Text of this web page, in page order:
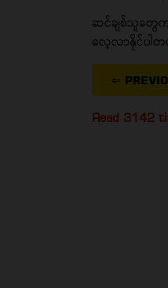
ဆင်ချစ်သူတွေက
လေ့လာနိုင်ပါ
⇐
Read 3142